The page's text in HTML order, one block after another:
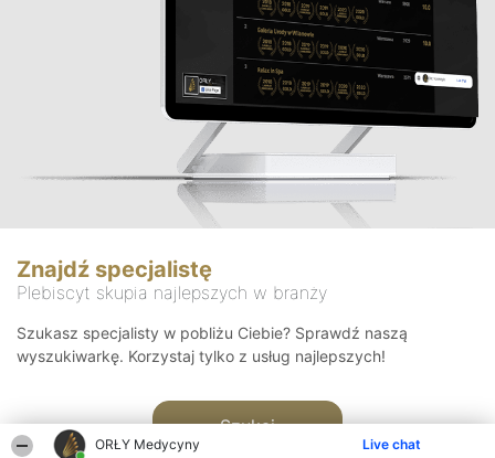
ORŁY Medycyny Live chat
Znajdź specjalistę
Plebiscyt skupia najlepszych w branży
Szukasz specjalisty w pobliżu Ciebie? Sprawdź naszą
wyszukiwarkę. Korzystaj tylko z usług najlepszych!
Szukaj